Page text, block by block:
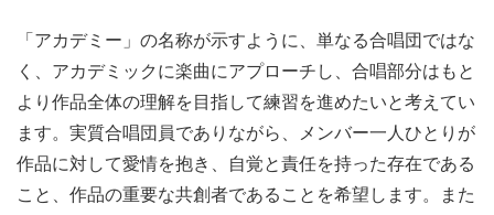
「アカデミー」の名称が示すように、単なる合唱団ではな
く、アカデミックに楽曲にアプローチし、合唱部分はもと
より作品全体の理解を目指して練習を進めたいと考えてい
ます。実質合唱団員でありながら、メンバー一人ひとりが
作品に対して愛情を抱き、自覚と責任を持った存在である
こと、作品の重要な共創者であることを希望します。また